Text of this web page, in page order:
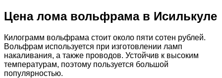
Цена лома вольфрама в Исилькуле
Килограмм вольфрама стоит около пяти сотен рублей.
Вольфрам используется при изготовлении ламп
накаливания, а также проводов. Устойчив к высоким
температурам, поэтому пользуется большой
популярностью.